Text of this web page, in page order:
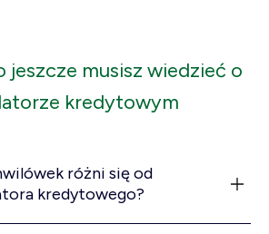
jeszcze musisz wiedzieć o
kredytowym
różni się od
kredytowego?